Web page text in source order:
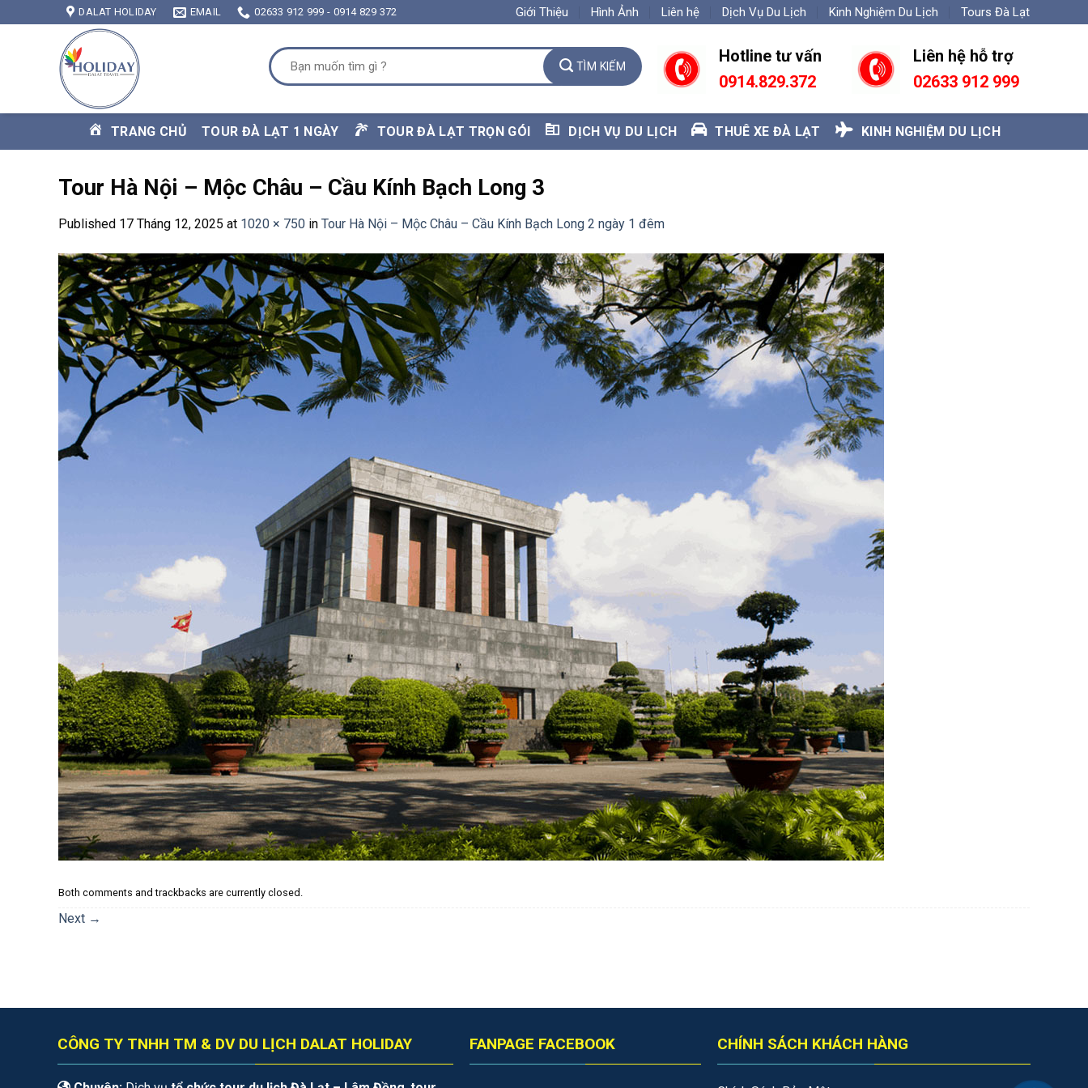
to
DALAT HOLIDAY EMAIL 02633 912 999 - 0914 829 372 Giới Thiệu Hình Ảnh Liên hệ Dịch Vụ Du Lịch Kinh Nghiệm Du Lịch Tours Đà Lạt
Tìm
kiếm:
Hotline tư vấn
0914.829.372
Liên hệ hỗ trợ
02633 912 999
TRANG CHỦ TOUR ĐÀ LẠT 1 NGÀY TOUR ĐÀ LẠT TRỌN GÓI DỊCH VỤ DU LỊCH THUÊ XE ĐÀ LẠT KINH NGHIỆM DU LỊCH
Tour Hà Nội – Mộc Châu – Cầu Kính Bạch Long 3
Published 17 Tháng 12, 2025 at 1020 × 750 in Tour Hà Nội – Mộc Châu – Cầu Kính Bạch Long 2 ngày 1 đêm
Both comments and trackbacks are currently closed.
Next →
CÔNG TY TNHH TM & DV DU LỊCH DALAT HOLIDAY FANPAGE FACEBOOK CHÍNH SÁCH KHÁCH HÀNG